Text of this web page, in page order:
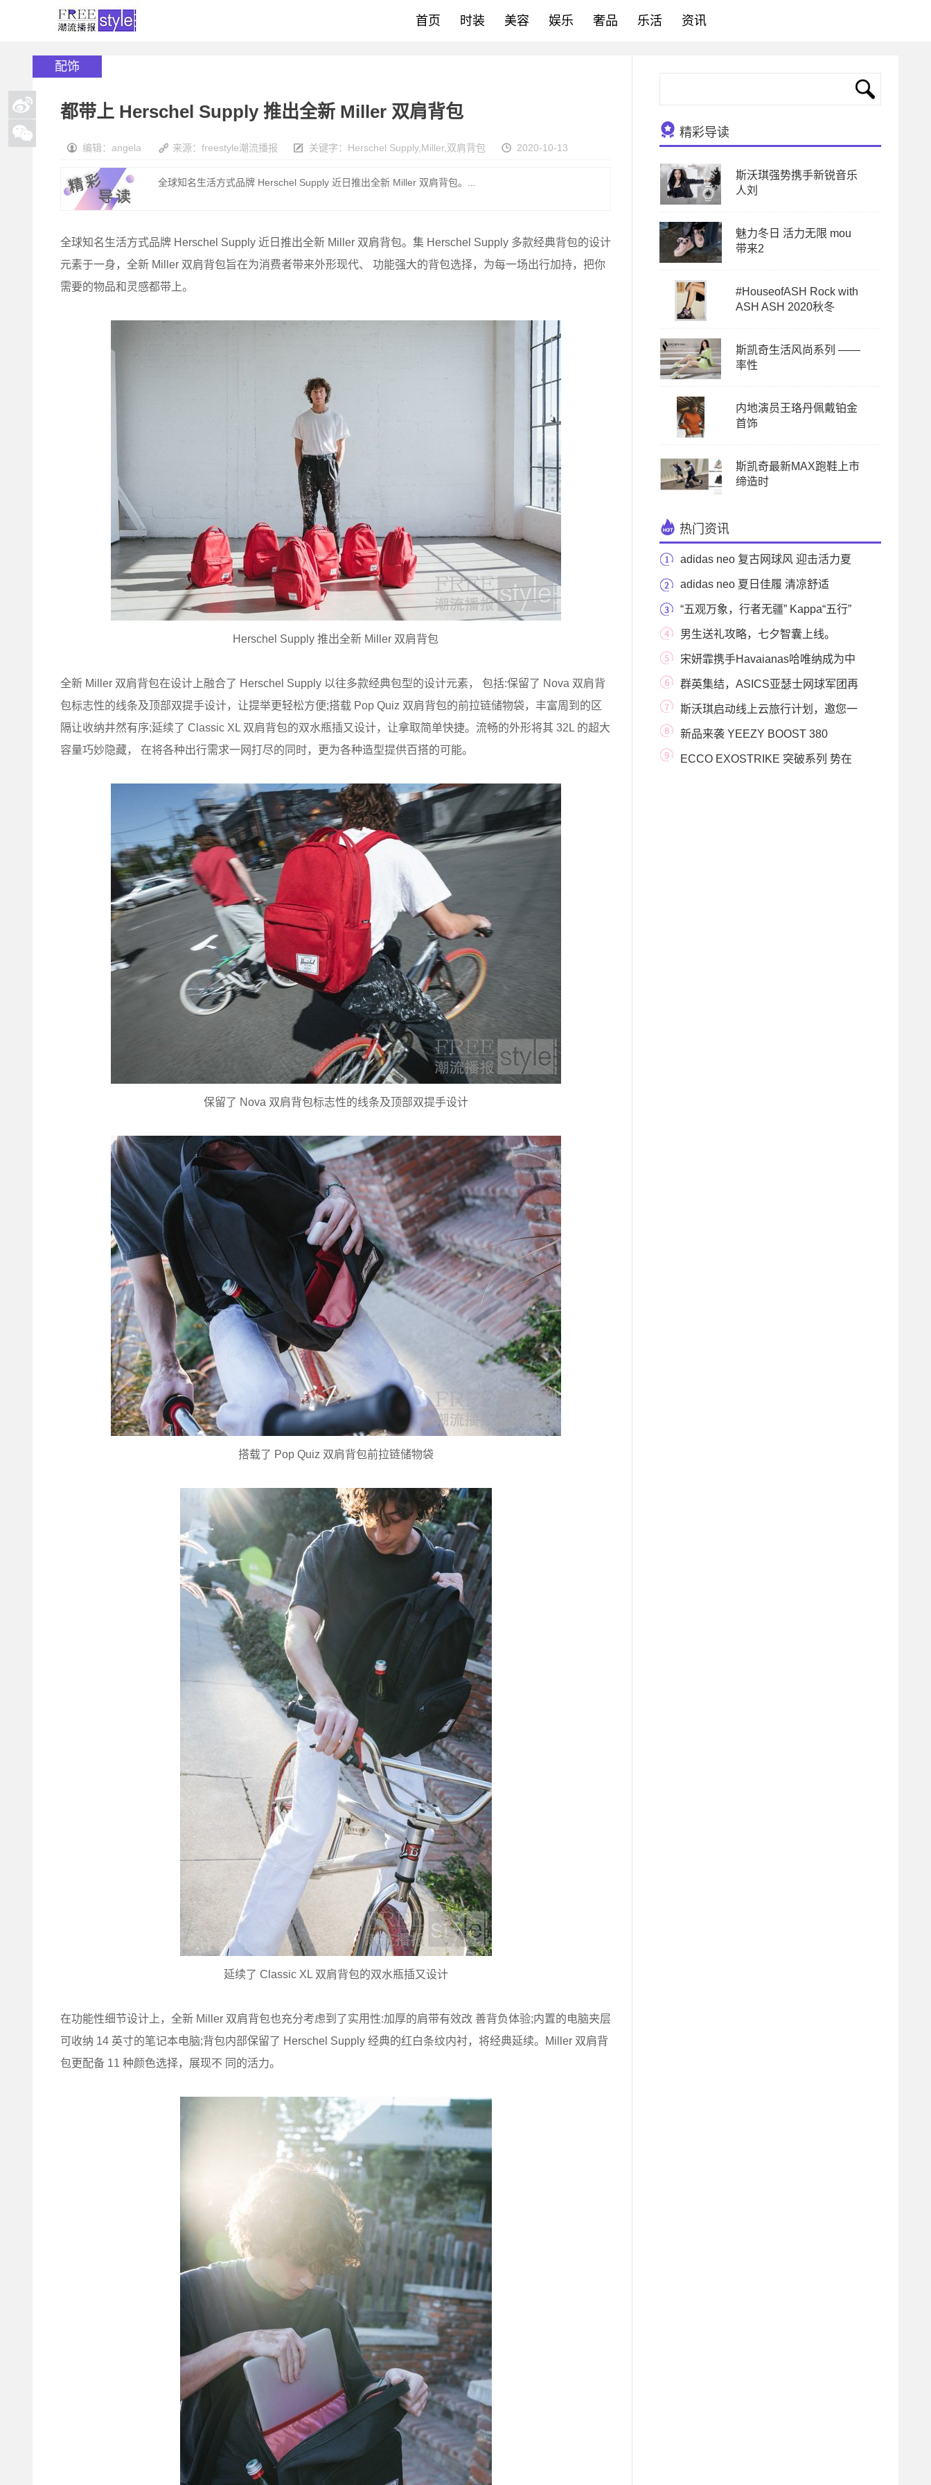
首页 时装 美容 娱乐 奢品 乐活 资讯
配饰
都带上 Herschel Supply 推出全新 Miller 双肩背包
编辑：angela 来源：freestyle潮流播报 关键字： Herschel Supply, Miller, 双肩背包 2020-10-13
全球知名生活方式品牌 Herschel Supply 近日推出全新 Miller 双肩背包。...
全球知名生活方式品牌 Herschel Supply 近日推出全新 Miller 双肩背包。集 Herschel Supply 多款经典背包的设计
元素于一身，全新 Miller 双肩背包旨在为消费者带来外形现代、 功能强大的背包选择，为每一场出行加持，把你
需要的物品和灵感都带上。
Herschel Supply 推出全新 Miller 双肩背包
全新 Miller 双肩背包在设计上融合了 Herschel Supply 以往多款经典包型的设计元素， 包括:保留了 Nova 双肩背
包标志性的线条及顶部双提手设计，让提举更轻松方便;搭载 Pop Quiz 双肩背包的前拉链储物袋，丰富周到的区
隔让收纳井然有序;延续了 Classic XL 双肩背包的双水瓶插又设计，让拿取简单快捷。流畅的外形将其 32L 的超大
容量巧妙隐藏， 在将各种出行需求一网打尽的同时，更为各种造型提供百搭的可能。
保留了 Nova 双肩背包标志性的线条及顶部双提手设计
搭载了 Pop Quiz 双肩背包前拉链储物袋
延续了 Classic XL 双肩背包的双水瓶插又设计
在功能性细节设计上，全新 Miller 双肩背包也充分考虑到了实用性:加厚的肩带有效改 善背负体验;内置的电脑夹层
可收纳 14 英寸的笔记本电脑;背包内部保留了 Herschel Supply 经典的红白条纹内衬，将经典延续。Miller 双肩背
包更配备 11 种颜色选择，展现不 同的活力。
精彩导读
斯沃琪强势携手新锐音乐
人刘
魅力冬日 活力无限 mou
带来2
#HouseofASH Rock with
ASH ASH 2020秋冬
斯凯奇生活风尚系列 ——
率性
内地演员王珞丹佩戴铂金
首饰
斯凯奇最新MAX跑鞋上市
缔造时
热门资讯
adidas neo 复古网球风 迎击活力夏
日 adidas neo 夏日佳履 清凉舒适
“五观万象，行者无疆” Kappa“五行”
主题联名男生送礼攻略，七夕智囊上线。
宋妍霏携手Havaianas哈唯纳成为中
国区首位代言人
群英集结，ASICS亚瑟士网球军团再
添三位名将
斯沃琪启动线上云旅行计划，邀您一
同踏寻世界
新品来袭 YEEZY BOOST 380
PEPPER & PEPPER RF持续发力
ECCO EXOSTRIKE 突破系列 势在